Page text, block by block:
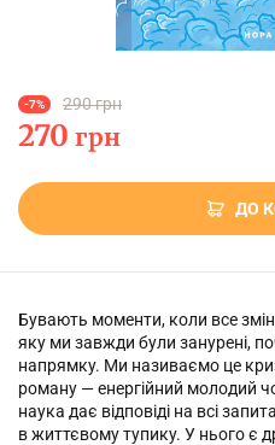
-7% 290 грн
270 грн
ДО
Бувають моменти, коли все
яку ми завжди були занурені,
напрямку. Ми називаємо це
роману — енергійний молодий
наука дає відповіді на всі
в життєвому тупику. У нього є